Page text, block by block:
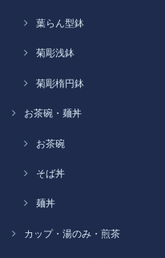
葉らん型鉢
菊彫浅鉢
菊彫楕円鉢
お茶碗・麺丼
お茶碗
そば丼
麺丼
カップ・湯のみ・煎茶